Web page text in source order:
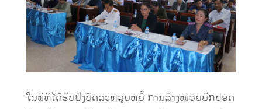
ໃນພິທີໄດ້ຮັບຟັງບົດສະຫລຸບຫຍໍ້ ການສ້າງໜ່ວຍພັກປອດ